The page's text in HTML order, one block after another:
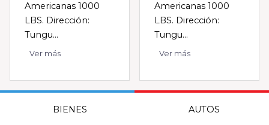
Americanas 1000
LBS. Dirección:
Tungu...
Ver más
Americanas 1000
LBS. Dirección:
Tungu...
Ver más
BIENES AUTOS